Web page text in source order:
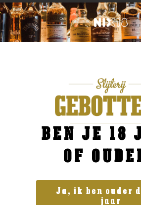
BEN JE 18
OF
Ja, ik ben ouder
jaar